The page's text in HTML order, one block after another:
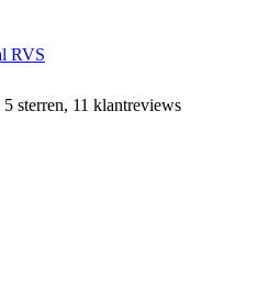
RVS
sterren, 11 klantreviews